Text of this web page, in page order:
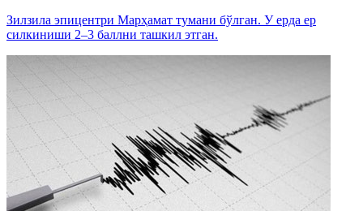
Зилзила эпицентри Марҳамат тумани бўлган. У ерда ер
силкиниши 2–3 баллни ташкил этган.